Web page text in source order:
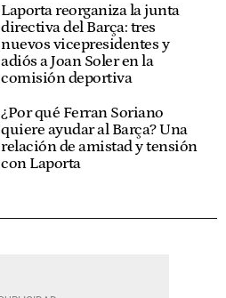
Laporta reorganiza la junta
directiva del Barça: tres
nuevos vicepresidentes y
adiós a Joan Soler en la
comisión deportiva
¿Por qué Ferran Soriano
quiere ayudar al Barça? Una
relación de amistad y tensión
con Laporta